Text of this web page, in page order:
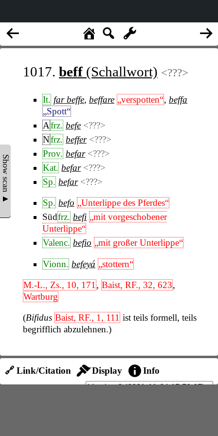
Show scan ▲
1017. beff (Schallwort) <???>
It. far beffe, beffare „verspotten“, beffa
„Spott“
Afrz. befe <???>
Nfrz. beffer <???>
Prov. befar <???>
Kat. befar <???>
Sp. befar <???>
Sp. befo „Unterlippe des Pferdes“
Südfrz. befi „mit vorgeschobener
Unterlippe“
Valenc. befio „mit großer Unterlippe“
Vionn. befeyá „stottern“
M.-L., Zs., 10, 171 , Baist, RF., 32, 623,
Wartburg
(Bifidus Baist, RF., 1, 111 ist teils formell, teils
begrifflich abzulehnen.)
🔗 Link/Citation Display Info